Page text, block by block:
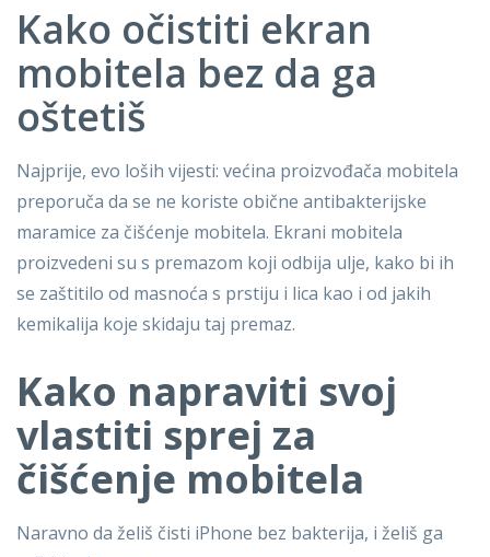
Kako očistiti ekran
mobitela bez da ga
oštetiš
Najprije, evo loših vijesti: većina proizvođača mobitela
preporuča da se ne koriste obične antibakterijske
maramice za čišćenje mobitela. Ekrani mobitela
proizvedeni su s premazom koji odbija ulje, kako bi ih
se zaštitilo od masnoća s prstiju i lica kao i od jakih
kemikalija koje skidaju taj premaz.
Kako napraviti svoj
vlastiti sprej za
čišćenje mobitela
Naravno da želiš čisti iPhone bez bakterija, i želiš ga